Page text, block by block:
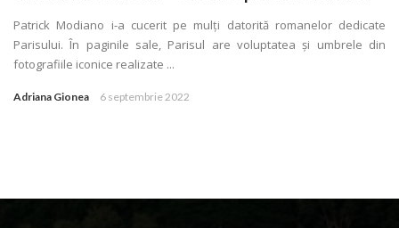
Patrick Modiano i-a cucerit pe mulţi datorită romanelor dedicate
Parisului. În paginile sale, Parisul are voluptatea și umbrele din
fotografiile iconice realizate ...
Adriana Gionea 6 septembrie 2022